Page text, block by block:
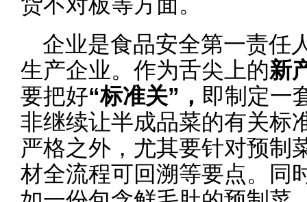
企业是食品安全第一责任
生产企业。作为舌尖上的新
要把好“标准关”， 即制定一
非继续让半成品菜的有关标
严格之外，尤其要针对预制
材全流程可回溯等要点。同